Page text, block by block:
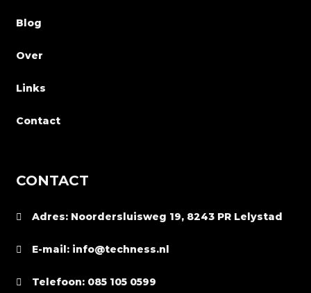
Blog
Over
Links
Contact
CONTACT
Adres: Noordersluisweg 19, 8243 PR Lelystad
E-mail: info@techness.nl
Telefoon: 085 105 0599